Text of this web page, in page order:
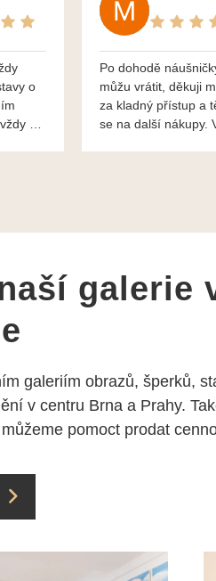
o
na
se
- na
z
Po dohodě
můžu vrátit, děkuji
za kladný přístup a
se na další nákupy.
galerie
galeriím obrazů, šperků,
v centru Brna a Prahy.
pomoct prodat